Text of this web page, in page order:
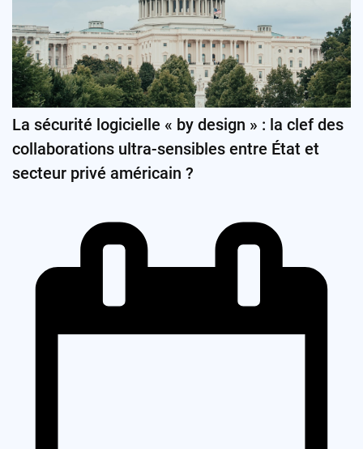
La sécurité logicielle « by design » : la clef des
collaborations ultra-sensibles entre État et
secteur privé américain ?